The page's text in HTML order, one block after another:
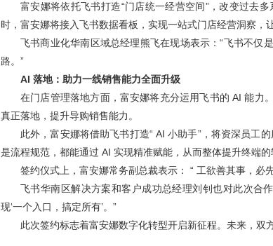
富安娜将依托飞书打造“门店统一经营空间”，改变过去
时，富安娜将接入飞书数据看板，实现一站式门店经营洞察，
飞书商业化华南区域总经理熊飞在现场表示：“飞书不仅
路。”
AI 落地：助力一线销售能力全面升级
在门店管理落地方面，富安娜将充分运用飞书的 AI 能
真正落地，提升导购销售能力。
此外，富安娜将借助飞书打造“ AI 小助手”，将资深员工
是流程规范，都能通过 AI 实现精准赋能，从而整体提升终端的
签约仪式上，富安娜常务副总裁表示： “ 工欲善其事，
飞书华南区解决方案和客户成功总经理刘钊也对此次合
现‘一个入口，搞定所有’。”
此次签约标志着富安娜数字化转型开启新征程。未来，双